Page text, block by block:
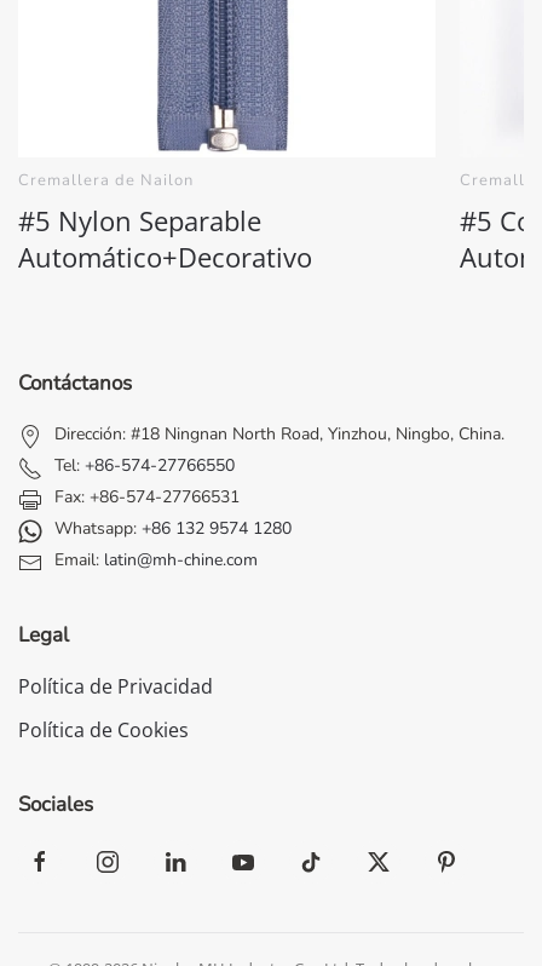
Cremallera de Nailon
#5 Nylon Separable
Automático+Decorativo
#5
Contáctanos
Dirección: #18 Ningnan North Road, Yinzhou, Ningbo, China.
Tel: +86-574-27766550
Fax: +86-574-27766531
Whatsapp: +86 132 9574 1280
Email: latin@mh-chine.com
Legal
Política de Privacidad
Política de Cookies
Sociales